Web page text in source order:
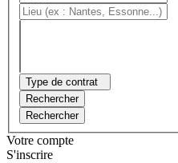
Type de contrat
Rechercher
Rechercher
Votre compte
S'inscrire